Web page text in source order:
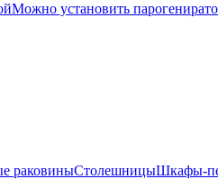
Можно установить
раковиныСтолешницыШкафы-